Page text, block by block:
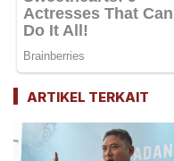
ARTIKEL TERKAIT